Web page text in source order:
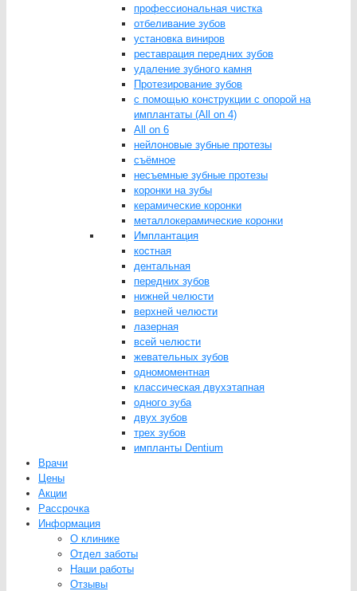
профессиональная чистка
отбеливание зубов
установка виниров
реставрация передних зубов
удаление зубного камня
Протезирование зубов
с помощью конструкции с опорой на
имплантаты (All on 4)
All on 6
нейлоновые зубные протезы
съёмное
несъемные зубные протезы
коронки на зубы
керамические коронки
металлокерамические коронки
Имплантация
костная
дентальная
передних зубов
нижней челюсти
верхней челюсти
лазерная
всей челюсти
жевательных зубов
одномоментная
классическая двухэтапная
одного зуба
двух зубов
трех зубов
импланты Dentium
Врачи
Цены
Акции
Рассрочка
Информация
О клинике
Отдел заботы
Наши работы
Отзывы